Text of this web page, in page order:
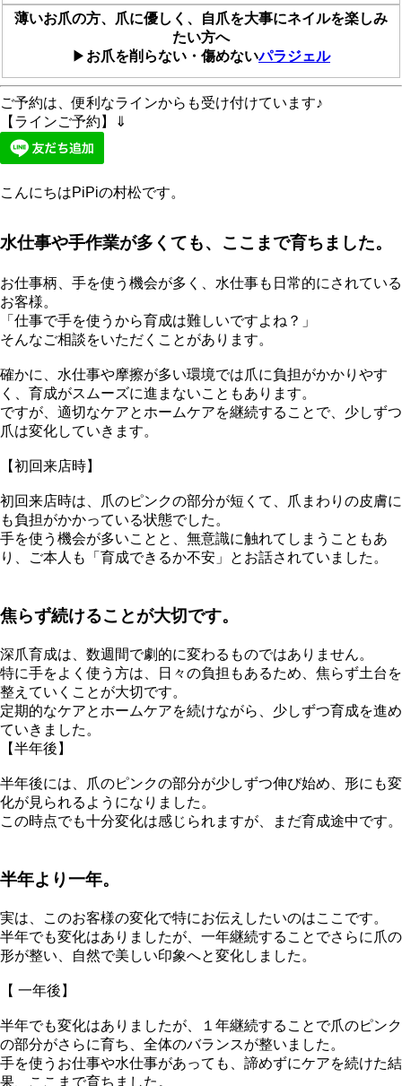
薄いお爪の方、爪に優しく、自爪を大事にネイルを楽しみ
たい方へ
▶ お爪を削らない・傷めないパラジェル
ご予約は、便利なラインからも受け付けています♪
【ラインご予約】⇓
こんにちはPiPiの村松です。
水仕事や手作業が多くても、ここまで育ちました。
お仕事柄、手を使う機会が多く、水仕事も日常的にされている
お客様。
「仕事で手を使うから育成は難しいですよね？」
そんなご相談をいただくことがあります。
確かに、水仕事や摩擦が多い環境では爪に負担がかかりやす
く、育成がスムーズに進まないこともあります。
ですが、適切なケアとホームケアを継続することで、少しずつ
爪は変化していきます。
【初回来店時】
初回来店時は、爪のピンクの部分が短くて、爪まわりの皮膚に
も負担がかかっている状態でした。
手を使う機会が多いことと、無意識に触れてしまうこともあ
り、ご本人も「育成できるか不安」とお話されていました。
焦らず続けることが大切です。
深爪育成は、数週間で劇的に変わるものではありません。
特に手をよく使う方は、日々の負担もあるため、焦らず土台を
整えていくことが大切です。
定期的なケアとホームケアを続けながら、少しずつ育成を進め
ていきました。
【半年後】
半年後には、爪のピンクの部分が少しずつ伸び始め、形にも変
化が見られるようになりました。
この時点でも十分変化は感じられますが、まだ育成途中です。
半年より一年。
実は、このお客様の変化で特にお伝えしたいのはここです。
半年でも変化はありましたが、一年継続することでさらに爪の
形が整い、自然で美しい印象へと変化しました。
【 一年後】
半年でも変化はありましたが、１年継続することで爪のピンク
の部分がさらに育ち、全体のバランスが整いました。
手を使うお仕事や水仕事があっても、諦めずにケアを続けた結
果、ここまで育ちました。